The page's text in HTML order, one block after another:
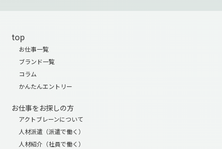
top
お仕事一覧
ブランド一覧
コラム
かんたんエントリー
お仕事をお探しの方
アクトブレーンについて
人材派遣（派遣で働く）
人材紹介（社員で働く）